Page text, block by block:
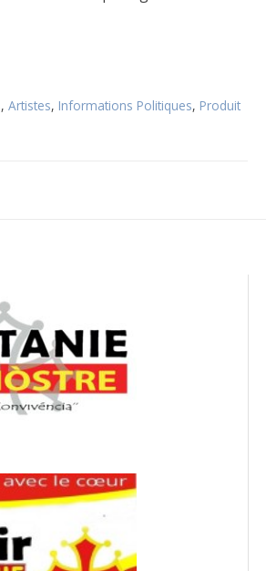
, Artistes, Informations Politiques, Produit